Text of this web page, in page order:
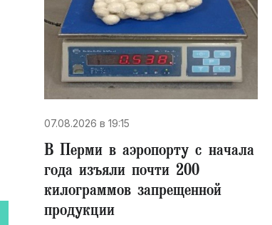
07.08.2026 в 19:15
В Перми в аэропорту с начала
года изъяли почти 200
килограммов запрещенной
продукции